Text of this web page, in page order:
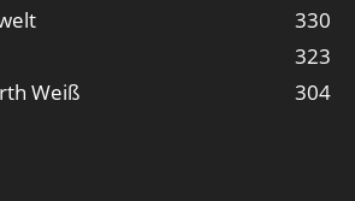
330
323
Weiß
304